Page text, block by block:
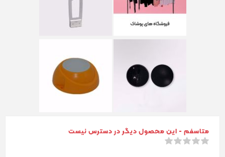
متاسفم - این محصول دیگر در دسترس نیست